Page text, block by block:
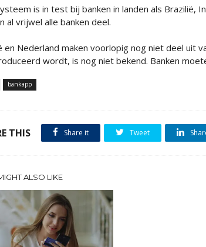
is in test bij banken in landen als Brazilië,
al vrijwel alle banken deel.
en Nederland maken voorlopig nog niet deel uit
wordt, is nog niet bekend. Banken
bankapp
THIS Share it Tweet
ALSO LIKE